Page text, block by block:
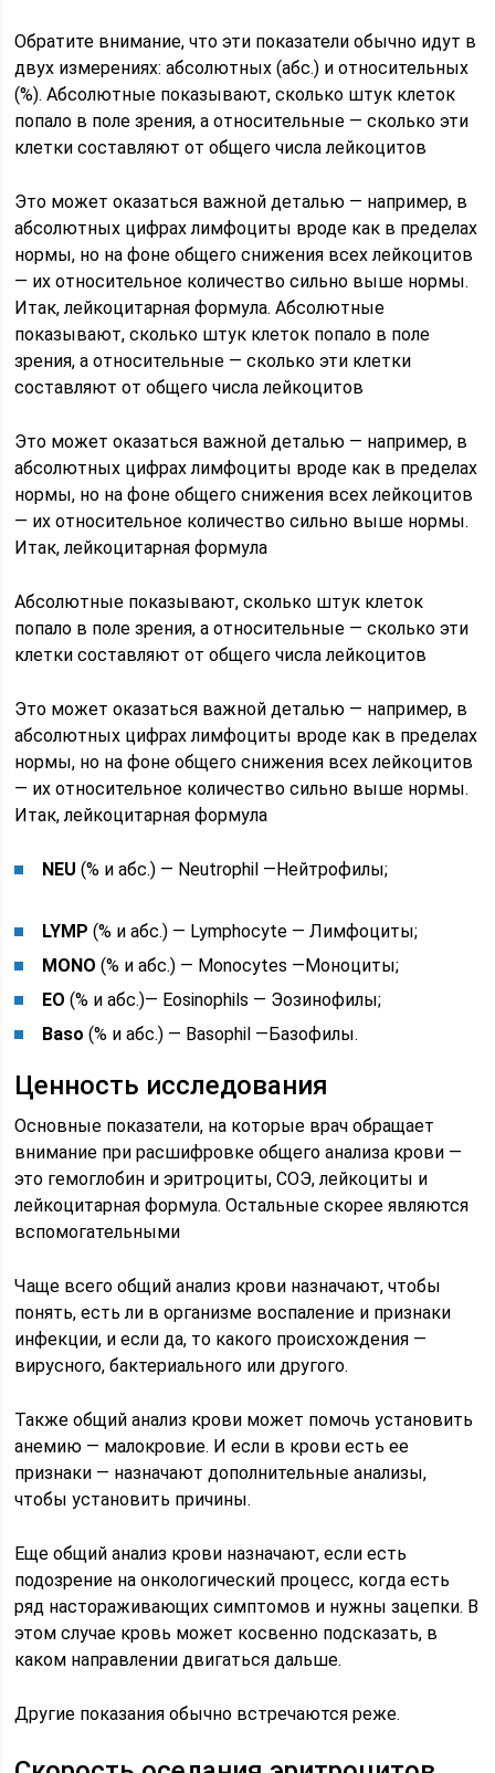
Обратите внимание, что эти показатели обычно идут в
двух измерениях: абсолютных (абс.) и относительных
(%). Абсолютные показывают, сколько штук клеток
попало в поле зрения, а относительные — сколько эти
клетки составляют от общего числа лейкоцитов
Это может оказаться важной деталью — например, в
абсолютных цифрах лимфоциты вроде как в пределах
нормы, но на фоне общего снижения всех лейкоцитов
— их относительное количество сильно выше нормы.
Итак, лейкоцитарная формула. Абсолютные
показывают, сколько штук клеток попало в поле
зрения, а относительные — сколько эти клетки
составляют от общего числа лейкоцитов
Это может оказаться важной деталью — например, в
абсолютных цифрах лимфоциты вроде как в пределах
нормы, но на фоне общего снижения всех лейкоцитов
— их относительное количество сильно выше нормы.
Итак, лейкоцитарная формула
Абсолютные показывают, сколько штук клеток
попало в поле зрения, а относительные — сколько эти
клетки составляют от общего числа лейкоцитов
Это может оказаться важной деталью — например, в
абсолютных цифрах лимфоциты вроде как в пределах
нормы, но на фоне общего снижения всех лейкоцитов
— их относительное количество сильно выше нормы.
Итак, лейкоцитарная формула
NEU (% и абс.) — Neutrophil —Нейтрофилы;
LYMP(% и абс.) — Lymphocyte — Лимфоциты;
MONO (% и абс.) — Monocytes —Моноциты;
EO (% и абс.)— Eosinophils — Эозинофилы;
Baso (% и абс.) — Basophil —Базофилы.
Ценность исследования
Основные показатели, на которые врач обращает
внимание при расшифровке общего анализа крови —
это гемоглобин и эритроциты, СОЭ, лейкоциты и
лейкоцитарная формула. Остальные скорее являются
вспомогательными
Чаще всего общий анализ крови назначают, чтобы
понять, есть ли в организме воспаление и признаки
инфекции, и если да, то какого происхождения —
вирусного, бактериального или другого.
Также общий анализ крови может помочь установить
анемию — малокровие. И если в крови есть ее
признаки — назначают дополнительные анализы,
чтобы установить причины.
Еще общий анализ крови назначают, если есть
подозрение на онкологический процесс, когда есть
ряд настораживающих симптомов и нужны зацепки. В
этом случае кровь может косвенно подсказать, в
каком направлении двигаться дальше.
Другие показания обычно встречаются реже.